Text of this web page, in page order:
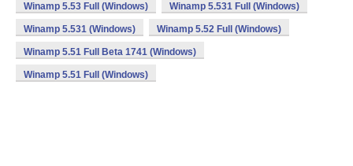
Winamp 5.53 Full (Windows) Winamp 5.531 Full (Windows)
Winamp 5.531 (Windows) Winamp 5.52 Full (Windows)
Winamp 5.51 Full Beta 1741 (Windows)
Winamp 5.51 Full (Windows)